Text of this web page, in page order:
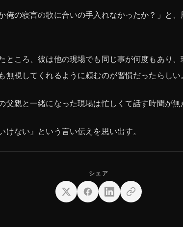
俺の寝言の歌に合いの手入れなかったか？」と
ところ、彼は他の現場でも同じ事が何度もあり
無視してくれるように頼むのが習慣だったらしい
父親と一緒になった現場は忙しくて話す時間が無
けない』という言い伝えを思い出す。